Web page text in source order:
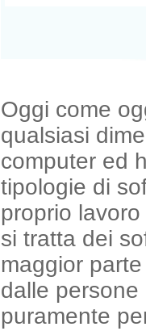
Oggi come
qualsiasi
computer ed
tipologie di
proprio
si tratta dei
maggior
dalle
puramente